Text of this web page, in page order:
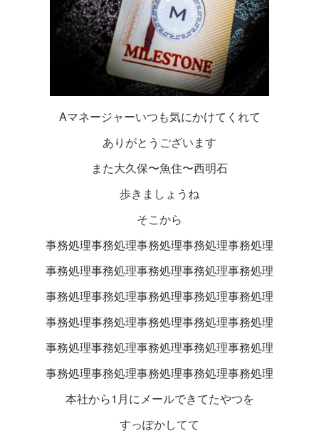
Aマネージャーいつも気にかけてくれて
ありがとうございます
また大久保〜魚住〜西明石
歩きましょうね
そこから
事務処理事務処理事務処理事務処理事務処理
事務処理事務処理事務処理事務処理事務処理
事務処理事務処理事務処理事務処理事務処理
事務処理事務処理事務処理事務処理事務処理
事務処理事務処理事務処理事務処理事務処理
事務処理事務処理事務処理事務処理事務処理
本社から1月にメールできてたやつを
すっぽかしてて